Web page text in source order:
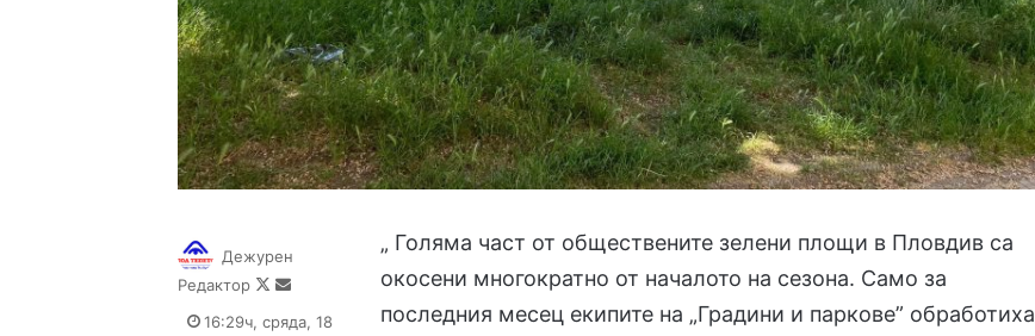
„ Голяма част от обществените зелени площи в Пловдив са
окосени многократно от началото на сезона. Само за
последния месец екипите на „Градини и паркове” обработиха
Дежурен
Редактор
Follow
Send
16:29ч, сряда, 18